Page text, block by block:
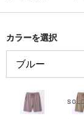
カラーを選択